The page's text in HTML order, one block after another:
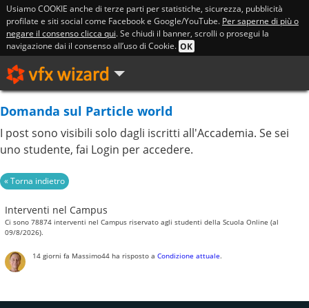
Usiamo COOKIE anche di terze parti per statistiche, sicurezza, pubblicità
profilate e siti social come Facebook e Google/YouTube. Per saperne di più o
negare il consenso clicca qui. Se chiudi il banner, scrolli o prosegui la
navigazione dai il consenso all’uso di Cookie. OK
Domanda sul Particle world
I post sono visibili solo dagli iscritti all'Accademia. Se sei
uno studente, fai Login per accedere.
Interventi nel Campus
Ci sono 78874 interventi nel Campus riservato agli studenti della Scuola Online (al
09/8/2026).
14 giorni fa Massimo44ha risposto a Condizione attuale.